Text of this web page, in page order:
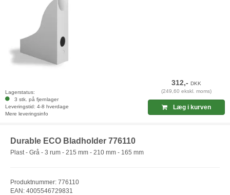
Lagerstatus:
3 stk. på fjernlager
Leveringstid: 4-8 hverdage
Mere leveringsinfo
312,-DKK
(249,60 ekskl. moms)
Læg i kurven
Durable ECO Bladholder 776110
Plast - Grå - 3 rum - 215 mm - 210 mm - 165 mm
Produktnummer: 776110
EAN: 4005546729831